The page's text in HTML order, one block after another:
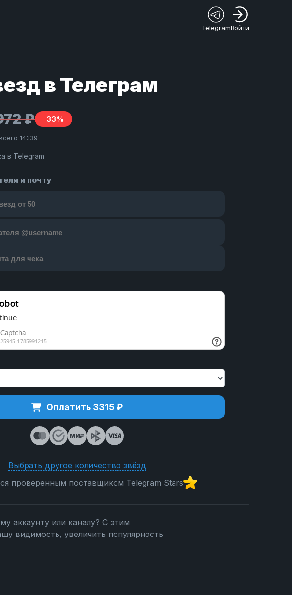
TelegramВойти
в Телеграм
₽ -33%
14339
в Telegram
и почту
Оплатить 3315 ₽
Выбрать другое количество звёзд
проверенным поставщиком Telegram Stars
аккаунту или каналу? С этим
видимость, увеличить популярность